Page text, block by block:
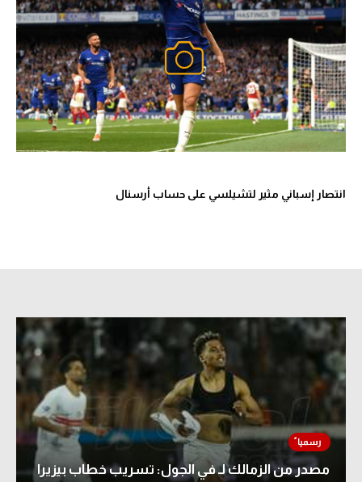
انتصار إسباني مثير لتشيلسي على حساب أرسنال
مصدر من الزمالك لـ في الجول: تسريب خطاب بيزيرا